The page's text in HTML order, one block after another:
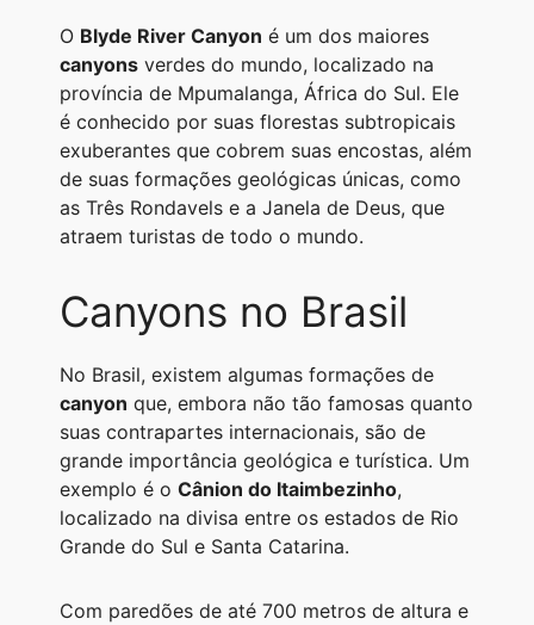
O Blyde River Canyon é um dos maiores
canyons verdes do mundo, localizado na
província de Mpumalanga, África do Sul. Ele
é conhecido por suas florestas subtropicais
exuberantes que cobrem suas encostas, além
de suas formações geológicas únicas, como
as Três Rondavels e a Janela de Deus, que
atraem turistas de todo o mundo.
Canyons no Brasil
No Brasil, existem algumas formações de
canyon que, embora não tão famosas quanto
suas contrapartes internacionais, são de
grande importância geológica e turística. Um
exemplo é o Cânion do Itaimbezinho,
localizado na divisa entre os estados de Rio
Grande do Sul e Santa Catarina.
Com paredões de até 700 metros de altura e